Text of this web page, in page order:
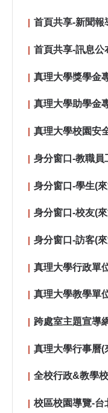
首頁共享-新聞報
首頁共享-訊息公
真理大學獎學金
真理大學助學金
真理大學校園安
身分窗口-教職員
身分窗口-學生(
身分窗口-校友(
身分窗口-訪客(
真理大學行政單
真理大學教學單
跨處室主題宣導
真理大學行事曆(
全校行政&教學
校區校園導覽-台